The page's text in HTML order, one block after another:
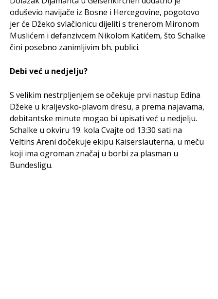
oduševio navijače iz Bosne i Hercegovine, pogotovo
jer će Džeko svlačionicu dijeliti s trenerom Mironom
Muslićem i defanzivcem Nikolom Katićem, što Schalke
čini posebno zanimljivim bh. publici.
Debi već u nedjelju?
S velikim nestrpljenjem se očekuje prvi nastup Edina
Džeke u kraljevsko-plavom dresu, a prema najavama,
debitantske minute mogao bi upisati već u nedjelju.
Schalke u okviru 19. kola Cvajte od 13:30 sati na
Veltins Areni dočekuje ekipu Kaiserslauterna, u meču
koji ima ogroman značaj u borbi za plasman u
Bundesligu.